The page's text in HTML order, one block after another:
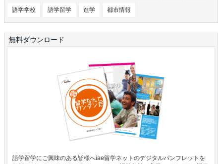
語学学校 語学留学 進学 都市情報
無料ダウンロード
語学留学にご興味のある皆様へiae留学ネットのデジタルパンフレットを